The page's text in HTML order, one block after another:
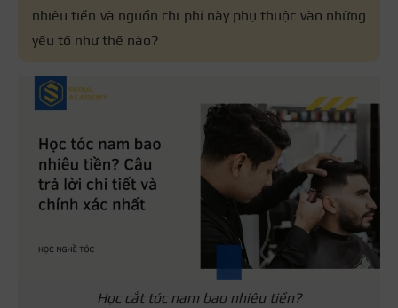
nhiêu tiền và nguồn chi phí này phụ thuộc vào những
yếu tố như thế nào?
Học cắt tóc nam bao nhiêu tiền?